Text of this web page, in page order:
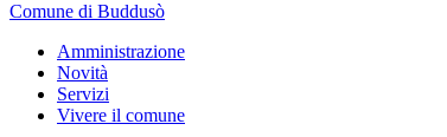
Comune di Buddusò
Amministrazione
Novità
Servizi
Vivere il comune